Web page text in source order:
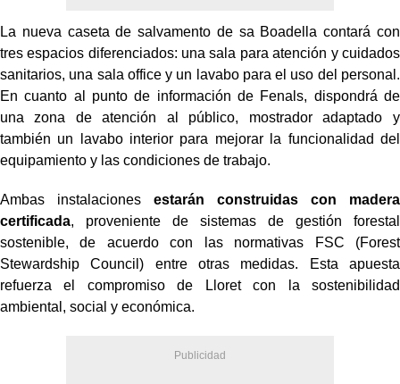
La nueva caseta de salvamento de sa Boadella contará con
tres espacios diferenciados: una sala para atención y cuidados
sanitarios, una sala office y un lavabo para el uso del personal.
En cuanto al punto de información de Fenals, dispondrá de
una zona de atención al público, mostrador adaptado y
también un lavabo interior para mejorar la funcionalidad del
equipamiento y las condiciones de trabajo.
Ambas instalaciones estarán construidas con madera
certificada, proveniente de sistemas de gestión forestal
sostenible, de acuerdo con las normativas FSC (Forest
Stewardship Council) entre otras medidas. Esta apuesta
refuerza el compromiso de Lloret con la sostenibilidad
ambiental, social y económica.